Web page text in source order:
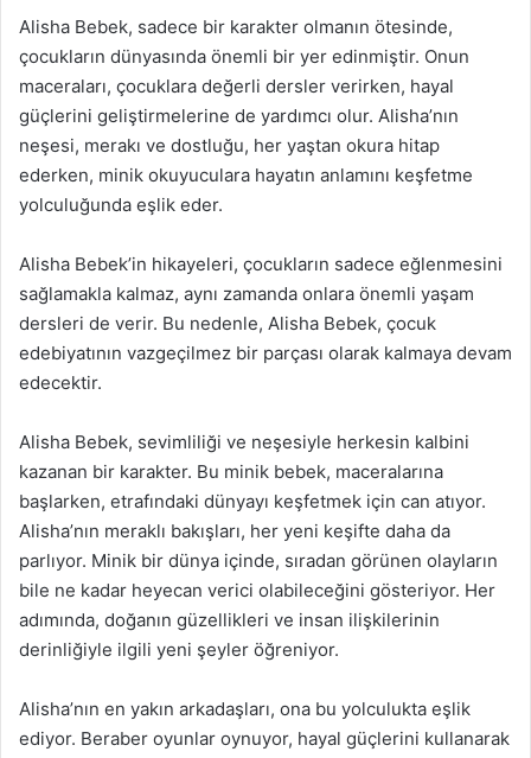
Alisha Bebek, sadece bir karakter olmanın ötesinde,
çocukların dünyasında önemli bir yer edinmiştir. Onun
maceraları, çocuklara değerli dersler verirken, hayal
güçlerini geliştirmelerine de yardımcı olur. Alisha’nın
neşesi, merakı ve dostluğu, her yaştan okura hitap
ederken, minik okuyuculara hayatın anlamını keşfetme
yolculuğunda eşlik eder.
Alisha Bebek’in hikayeleri, çocukların sadece eğlenmesini
sağlamakla kalmaz, aynı zamanda onlara önemli yaşam
dersleri de verir. Bu nedenle, Alisha Bebek, çocuk
edebiyatının vazgeçilmez bir parçası olarak kalmaya devam
edecektir.
Alisha Bebek, sevimliliği ve neşesiyle herkesin kalbini
kazanan bir karakter. Bu minik bebek, maceralarına
başlarken, etrafındaki dünyayı keşfetmek için can atıyor.
Alisha’nın meraklı bakışları, her yeni keşifte daha da
parlıyor. Minik bir dünya içinde, sıradan görünen olayların
bile ne kadar heyecan verici olabileceğini gösteriyor. Her
adımında, doğanın güzellikleri ve insan ilişkilerinin
derinliğiyle ilgili yeni şeyler öğreniyor.
Alisha’nın en yakın arkadaşları, ona bu yolculukta eşlik
ediyor. Beraber oyunlar oynuyor, hayal güçlerini kullanarak